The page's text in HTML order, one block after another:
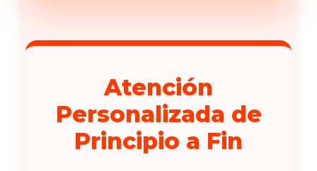
Atención
Personalizada de
Principio a Fin